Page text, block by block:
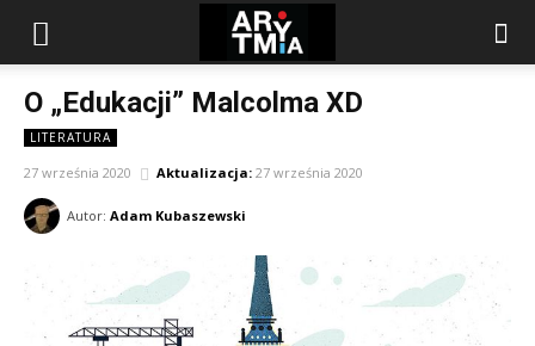
arytmia.eu
O „Edukacji” Malcolma XD
LITERATURA
27 września 2020 Aktualizacja: 27 września 2020
Autor: Adam Kubaszewski